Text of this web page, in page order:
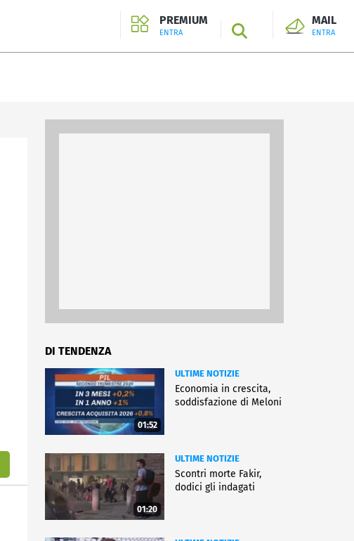
PREMIUM
ENTRA SEARCH
MAIL
ENTRA
DI TENDENZA
01:52
ULTIME NOTIZIE
Economia in crescita,
soddisfazione di Meloni
01:20
ULTIME NOTIZIE
Scontri morte Fakir,
dodici gli indagati